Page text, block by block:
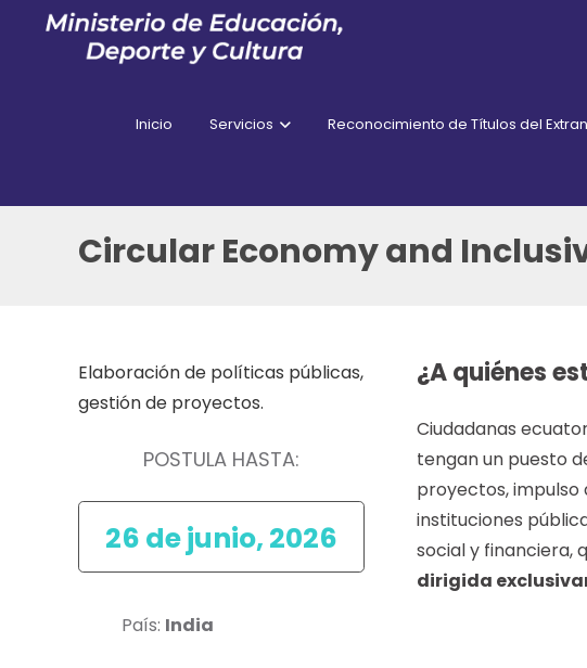
Inicio Servicios Reconocimiento de Títulos del
Circular Economy and
Elaboración de políticas públicas,
gestión de proyectos.
POSTULA HASTA:
26 de junio, 2026
País: India
¿A quiénes
Ciudadanas
tengan un puesto
proyectos, impulso
instituciones
social y financiera,
dirigida